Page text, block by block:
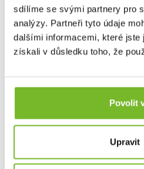
sdílíme se svými partnery pro
analýzy. Partneři tyto údaje
dalšími informacemi, které jste
získali v důsledku toho, že
Povolit
Upravit
nejlepší rybářské oblečení na trhu.
Společnost MORIS design
SAVETHEDAY.CZ je hrdý